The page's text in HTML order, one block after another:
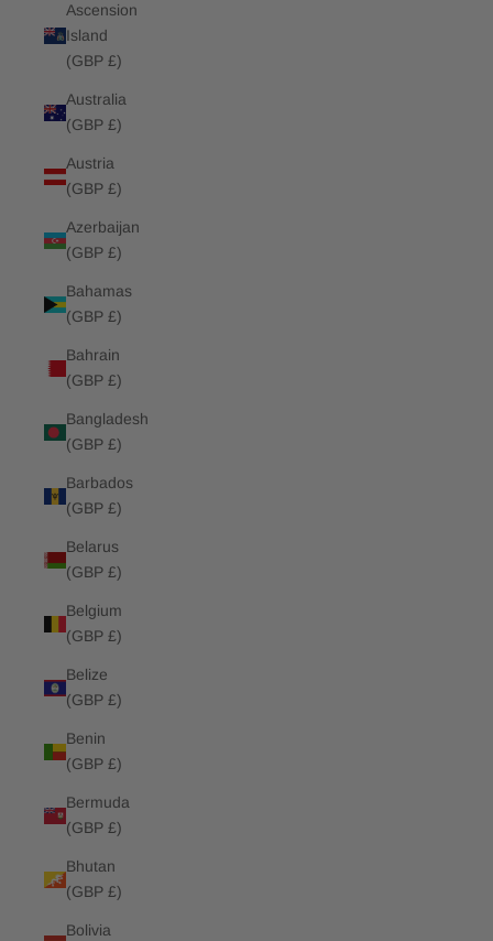
Ascension
Island
(GBP £)
Australia
(GBP £)
Austria
(GBP £)
Azerbaijan
(GBP £)
Bahamas
(GBP £)
Bahrain
(GBP £)
Bangladesh
(GBP £)
Barbados
(GBP £)
Belarus
(GBP £)
Belgium
(GBP £)
Belize
(GBP £)
Benin
(GBP £)
Bermuda
(GBP £)
Bhutan
(GBP £)
Bolivia